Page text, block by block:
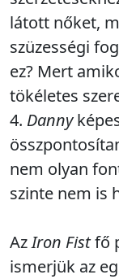
látott nőket,
szüzességi
ez? Mert
tökéletes
4. Danny
nem olyan
szinte nem is
AzIron Fistfő
ismerjük az